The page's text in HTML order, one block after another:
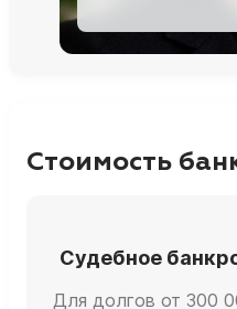
Стоимость
Судебное
Для долгов от 300